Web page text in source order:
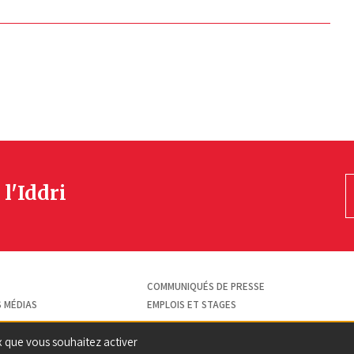
l'Iddri
MÉDIAS
COMMUNIQUÉS DE PRESSE
EMPLOIS ET STAGES
que vous souhaitez activer